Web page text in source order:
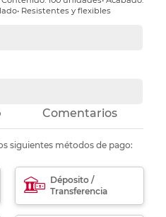
Resistentes y flexibles
Comentarios
siguientes métodos de pago:
Déposito /
Transferencia